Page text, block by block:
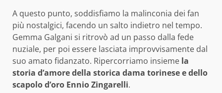
A questo punto, soddisfiamo la malinconia dei fan
più nostalgici, facendo un salto indietro nel tempo.
Gemma Galgani si ritrovò ad un passo dalla fede
nuziale, per poi essere lasciata improvvisamente dal
suo amato fidanzato. Ripercorriamo insieme la
storia d’amore della storica dama torinese e dello
scapolo d’oro Ennio Zingarelli.